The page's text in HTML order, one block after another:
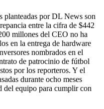
planteadas por DL News son
entre la cifra de $442
millones del CEO no ha
en la entrega de hardware
nombrados en el
de patrocinio de fútbol
por los reporteros. Y el
durante ocho meses
del equipo para cumplir con